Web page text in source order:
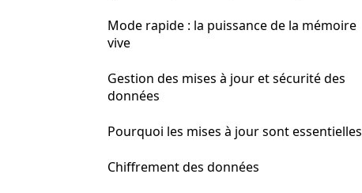
Mode rapide : la puissance de la mémoire
vive
Gestion des mises à jour et sécurité des
données
Pourquoi les mises à jour sont essentielles
Chiffrement des données